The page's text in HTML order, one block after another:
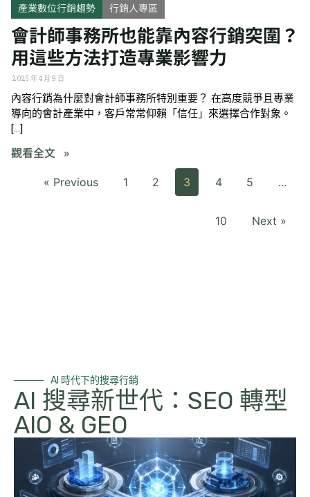
產業數位行銷趨勢 行銷人專區
會計師事務所也能靠內容行銷突圍？
用這些方法打造專業影響力
2025 年 4 月 9 日
內容行銷為什麼對會計師事務所特別重要？ 在高度競爭且專業
導向的會計產業中，客戶常常仰賴「信任」來選擇合作對象。
[…]
觀看全文 »
« Previous 1 2 3 4 5 ...
10 Next »
AI 時代下的搜尋行銷
AI 搜尋新世代：SEO 轉型
AIO & GEO